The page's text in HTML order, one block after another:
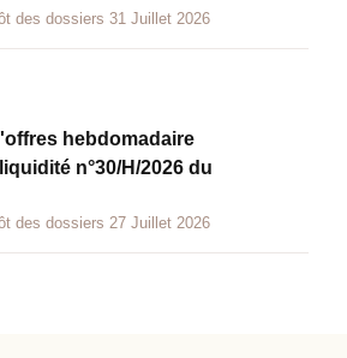
des dossiers 31 Juillet 2026
hebdomadaire
n°30/H/2026 du
des dossiers 27 Juillet 2026